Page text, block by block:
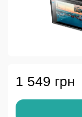
1 549 грн